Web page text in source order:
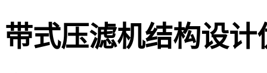
带式压滤机结构设计